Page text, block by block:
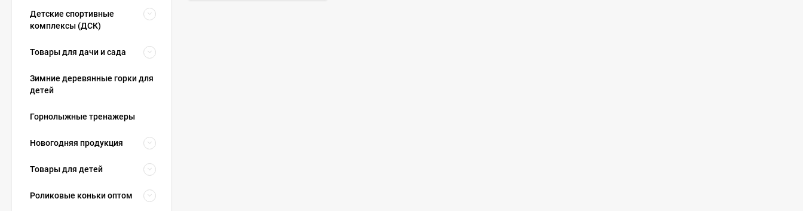
Детские спортивные
комплексы (ДСК)
Товары для дачи и сада
Зимние деревянные горки для
детей
Горнолыжные тренажеры
Новогодняя продукция
Товары для детей
Роликовые коньки оптом